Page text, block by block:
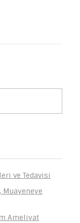
ve Tedavisi
Muayeneye
Ameliyat